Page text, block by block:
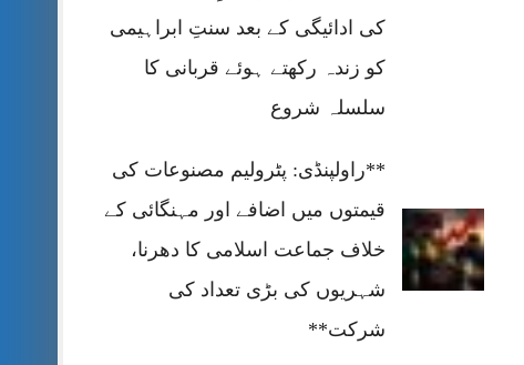
کی ادائیگی کے بعد سنتِ ابراہیمی
کو زندہ رکھتے ہوئے قربانی کا
سلسلہ شروع
**راولپنڈی: پٹرولیم مصنوعات کی
قیمتوں میں اضافے اور مہنگائی کے
خلاف جماعت اسلامی کا دھرنا،
شہریوں کی بڑی تعداد کی
شرکت**